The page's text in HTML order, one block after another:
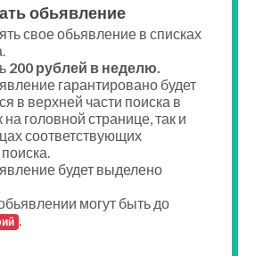
обьявление
свое обьявление в списках
200 рублей в неделю.
гарантировано будет
в верхней части поиска в
на головной странице, так и
соответствующих
будет выделено
могут быть до
.